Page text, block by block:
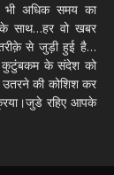
अधिक समय का
के साथ…हर वो खबर
से जुड़ी हुई है…
कुटुंबकम के संदेश को
उतरने की कोशिश कर
रहिए आपके